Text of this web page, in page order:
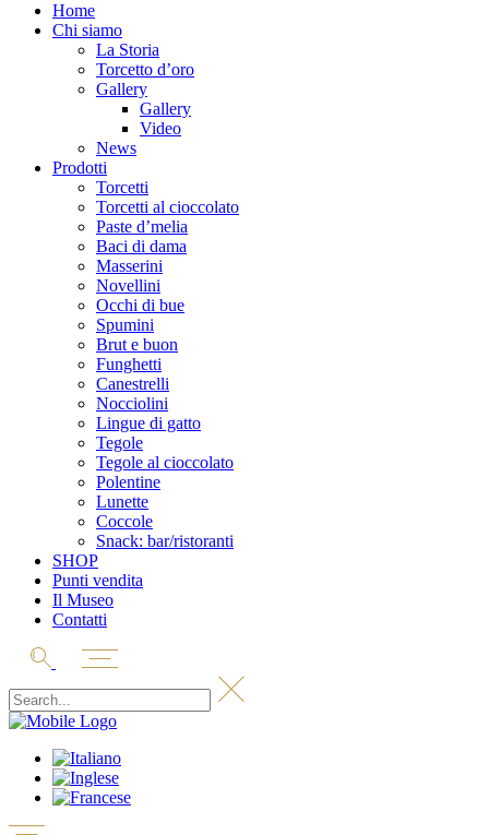
Home
Chi siamo
La Storia
Torcetto d’oro
Gallery
Gallery
Video
News
Prodotti
Torcetti
Torcetti al cioccolato
Paste d’melia
Baci di dama
Masserini
Novellini
Occhi di bue
Spumini
Brut e buon
Funghetti
Canestrelli
Nocciolini
Lingue di gatto
Tegole
Tegole al cioccolato
Polentine
Lunette
Coccole
Snack: bar/ristoranti
SHOP
Punti vendita
Il Museo
Contatti